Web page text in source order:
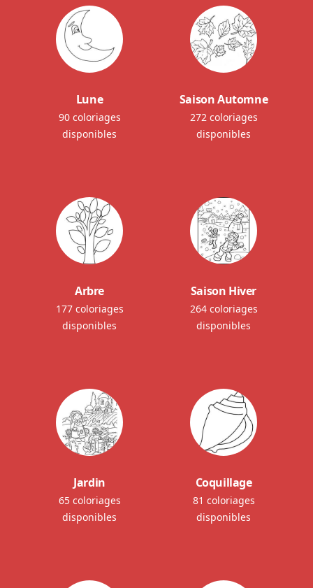
Lune
90 coloriages
disponibles
Saison Automne
272 coloriages
disponibles
Arbre
177 coloriages
disponibles
Saison Hiver
264 coloriages
disponibles
Jardin
65 coloriages
disponibles
Coquillage
81 coloriages
disponibles